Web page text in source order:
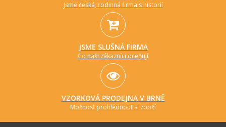
Jsme česká, rodinná firma s historií
JSME SLUŠNÁ FIRMA
Co naši zákazníci oceňují
VZORKOVÁ PRODEJNA V BRNĚ
Možnost prohlédnout si zboží